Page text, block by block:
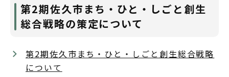
第2期佐久市まち・ひと・しごと創生
総合戦略の策定について
第2期佐久市まち・ひと・しごと創生総合戦略
について